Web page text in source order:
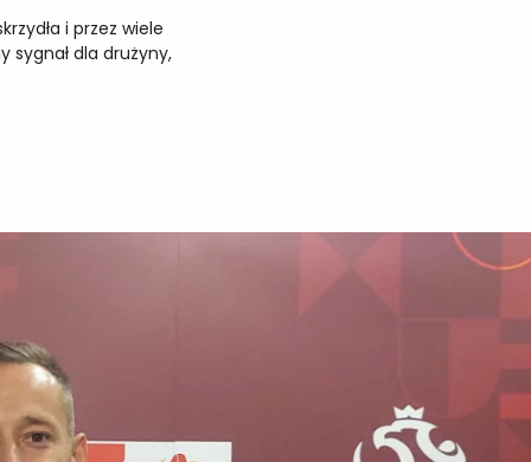
i przez wiele
sygnał dla drużyny,